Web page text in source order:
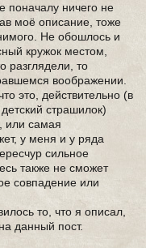
поначалу ничего не
моё описание, тоже
Не обошлось и
кружок местом,
разглядели, то
воображении.
это, действительно (в
страшилок)
или самая
у меня и у ряда
сильное
также не сможет
совпадение или
то, что я описал,
данный пост.